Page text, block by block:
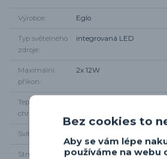
Výrobce Eglo
Typ světelného
zdroje
integrovaná LED
Maximální
příkon
2x 12W
Teplota
chromatičnosti
Svítivost
Stmívání NE
Bez cookies to
Aby se vám lépe
používáme na webu